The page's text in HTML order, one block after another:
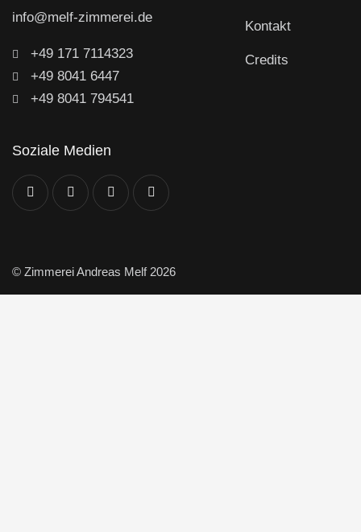
info@melf-zimmerei.de
+49 171 7114323
+49 8041 6447
+49 8041 794541
Kontakt
Credits
Soziale Medien
© Zimmerei Andreas Melf 2026